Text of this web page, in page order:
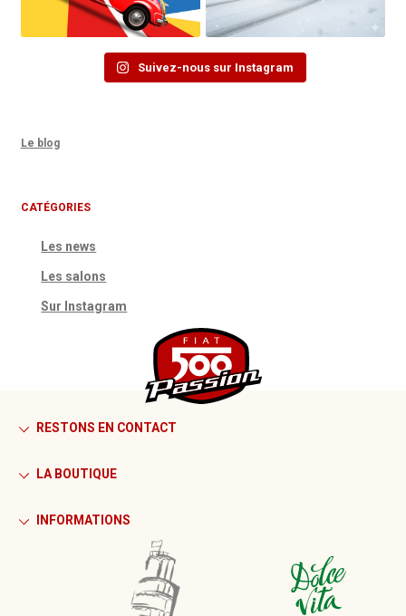
Suivez-nous sur Instagram
Le blog
CATÉGORIES
Les news
Les salons
Sur Instagram
RESTONS EN CONTACT
LA BOUTIQUE
INFORMATIONS